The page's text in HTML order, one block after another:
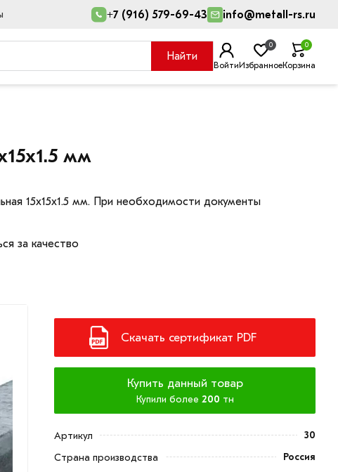
+7 (916) 579-69-43 info@metall-rs.ru
Найти
ВойтиИзбранное
0
Корзина
0
мм
15х15х1.5 мм. При необходимости документы
за качество
Скачать сертификат PDF
Купить данный товар
Купили более 200 тн
Артикул
30
Страна производства
Россия